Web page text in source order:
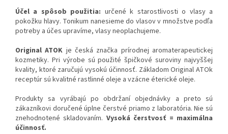
Účel a spôsob použitia: určené k starostlivosti o vlasy a
pokožku hlavy. Tonikum nanesieme do vlasov v množstve podľa
potreby a účes upravíme, vlasy neoplachujeme.
Original ATOK je česká značka prírodnej aromaterapeutickej
kozmetiky. Pri výrobe sú použité špičkové suroviny najvyššej
kvality, ktoré zaručujú vysokú účinnosť. Základom Original ATOk
receptúr sú kvalitné rastlinné oleje a vzácne éterické oleje.
Produkty sa vyrábajú po obdržaní objednávky a preto sú
zákazníkovi doručené úplne čerstvé priamo z laboratória. Nie sú
znehodnotené skladovaním. Vysoká čerstvosť = maximálna
účinnosť.